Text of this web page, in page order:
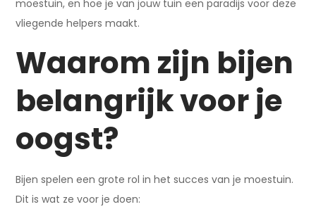
moestuin, en hoe je van jouw tuin een paradijs voor deze
vliegende helpers maakt.
Waarom zijn bijen
belangrijk voor je
oogst?
Bijen spelen een grote rol in het succes van je moestuin.
Dit is wat ze voor je doen: